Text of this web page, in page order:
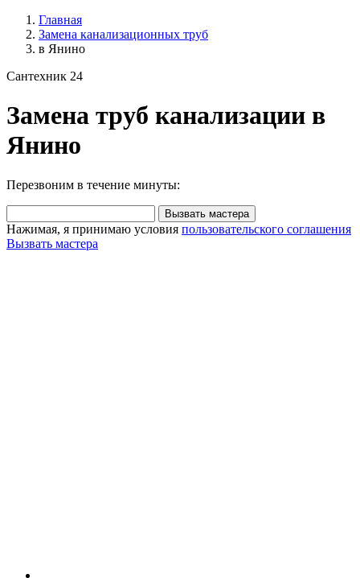
Главная
Замена канализационных труб
в Янино
Сантехник 24
Замена труб канализации в
Янино
Перезвоним в течение минуты:
Вызвать мастера
Нажимая, я принимаю условия пользовательского соглашения
Вызвать мастера